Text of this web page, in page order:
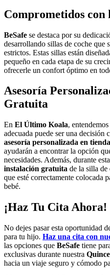
Comprometidos
BeSafe se destaca por su
desarrollando sillas de coche que
estrictos. Estas sillas están
pequeño en cada etapa de su
ofrecerle un confort óptimo en
Asesoría
Gratuita
En El Último Koala,
adecuada puede ser una decisión
asesoría personalizada en tienda
ayudarán a encontrar la opción
necesidades. Además, durante
instalación gratuita de la silla de
que esté correctamente colocada
bebé.
¡Haz Tu Cita Ahora!
No dejes pasar esta oportunidad
para tu hijo. Haz una cita con
las opciones que BeSafe tiene
exclusivas durante nuestra
hacia un viaje seguro y cómodo